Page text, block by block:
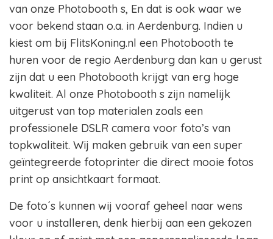
van onze Photobooth s, En dat is ook waar we
voor bekend staan o.a. in Aerdenburg. Indien u
kiest om bij FlitsKoning.nl een Photobooth te
huren voor de regio Aerdenburg dan kan u gerust
zijn dat u een Photobooth krijgt van erg hoge
kwaliteit. Al onze Photobooth s zijn namelijk
uitgerust van top materialen zoals een
professionele DSLR camera voor foto’s van
topkwaliteit. Wij maken gebruik van een super
geïntegreerde fotoprinter die direct mooie fotos
print op ansichtkaart formaat.
De foto´s kunnen wij vooraf geheel naar wens
voor u installeren, denk hierbij aan een gekozen